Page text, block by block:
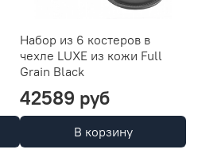
Набор из 6 костеров в
чехле LUXE из кожи Full
Grain Black
42589 руб
В корзину